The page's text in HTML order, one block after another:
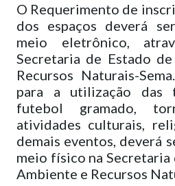
O Requerimento de
dos espaços deverá
meio eletrônico,
Secretaria de Estado
Recursos Naturais-
para a utilização das
futebol gramado,
atividades culturais,
demais eventos, deverá
meio físico na
Ambiente e Recursos